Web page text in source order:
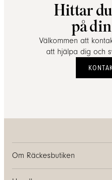
Hittar
på
Välkommen att
att hjälpa dig och
Om Räckesbutiken